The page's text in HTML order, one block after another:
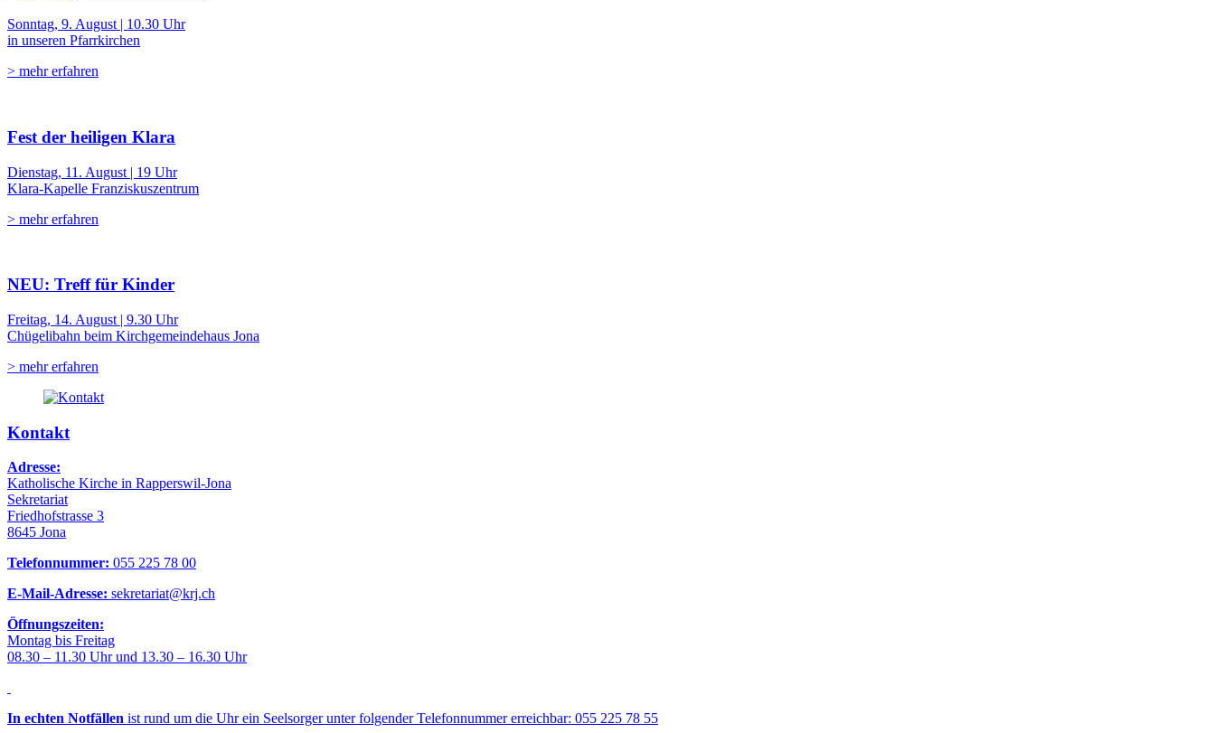
Sonntag, 9. August | 10.30 Uhr
in unseren Pfarrkirchen
> mehr erfahren
Fest der heiligen Klara
Dienstag, 11. August | 19 Uhr
Klara-Kapelle Franziskuszentrum
> mehr erfahren
NEU: Treff für Kinder
Freitag, 14. August | 9.30 Uhr
Chügelibahn beim Kirchgemeindehaus Jona
> mehr erfahren
Kontakt
Adresse:
Katholische Kirche in Rapperswil-Jona
Sekretariat
Friedhofstrasse 3
8645 Jona
Telefonnummer: 055 225 78 00
E-Mail-Adresse: sekretariat@krj.ch
Öffnungszeiten:
Montag bis Freitag
08.30 – 11.30 Uhr und 13.30 – 16.30 Uhr
In echten Notfällen ist rund um die Uhr ein Seelsorger unter folgender Telefonnummer erreichbar: 055 225 78 55